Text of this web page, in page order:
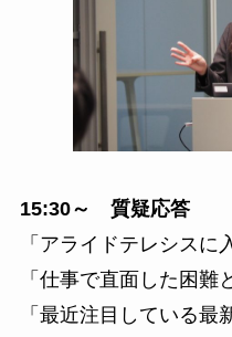
15:30～ 質疑応答
「アライドテレシスに
「仕事で直面した困難
「最近注目している最